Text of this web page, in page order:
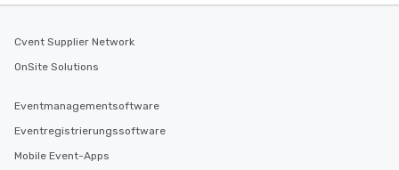
Cvent Supplier Network
OnSite Solutions
Eventmanagementsoftware
Eventregistrierungssoftware
Mobile Event-Apps